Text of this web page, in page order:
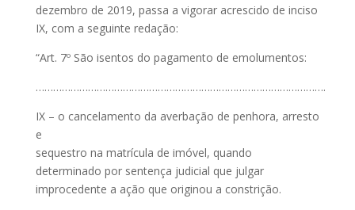
dezembro de 2019, passa a vigorar acrescido de inciso
IX, com a seguinte redação:
“Art. 7º São isentos do pagamento de emolumentos:
……………………………………………………………………………………….
IX – o cancelamento da averbação de penhora, arresto
e
sequestro na matrícula de imóvel, quando
determinado por sentença judicial que julgar
improcedente a ação que originou a constrição.